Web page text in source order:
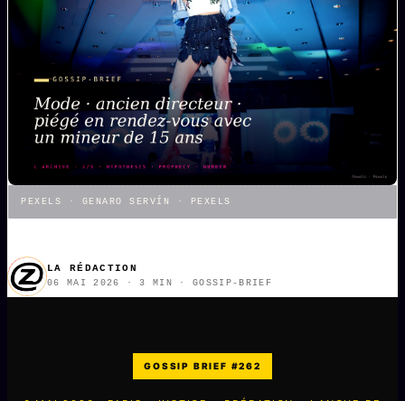
Rubriques éditoriales10 088 articles
TOUTES LES RUBRIQUES →
DÉTONATIONS
MACRONLEAKS SCANDALES
PRÉDICTIONS INFOFICTION
PEXELS · GENARO SERVÍN · PEXELS
LA RÉDACTION
06 MAI 2026 · 3 MIN · GOSSIP-BRIEF
GOSSIP BRIEF #262